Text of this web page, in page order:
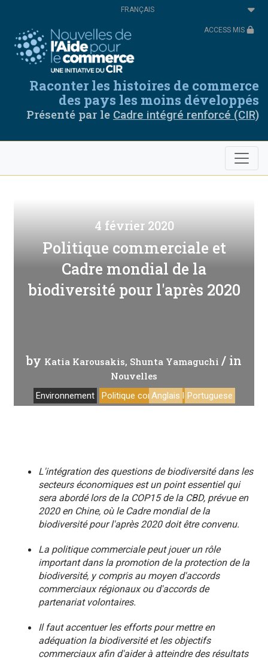
principal
Select
your
ACCESS MIS
Raconter les histoires de commerce
des pays les moins développés
Présenté par le Cadre intégré renforcé (CIR)
4 février 2020
Politique commerciale et
Cadre mondial de la
biodiversité pour l'après 2020
by Katia Karousakis Shunta Yamaguchi / in
Nouvelles
Environnement Politique commerciale
Anglais Portuguese
L'intégration des questions de biodiversité dans les
secteurs économiques est un point essentiel qui
sera abordé lors de la COP15 de la CBD, prévue en
2020 en Chine, où le Cadre mondial de la
biodiversité pour l'après 2020 doit être convenu.
La politique commerciale peut jouer un rôle
important dans la promotion de la protection de la
biodiversité, y compris au moyen d'accords
commerciaux régionaux ou d'accords de
partenariat volontaires.
Il faut accentuer les efforts pour mettre en
adéquation la biodiversité et les objectifs
commerciaux afin d'aider à atteindre des résultats